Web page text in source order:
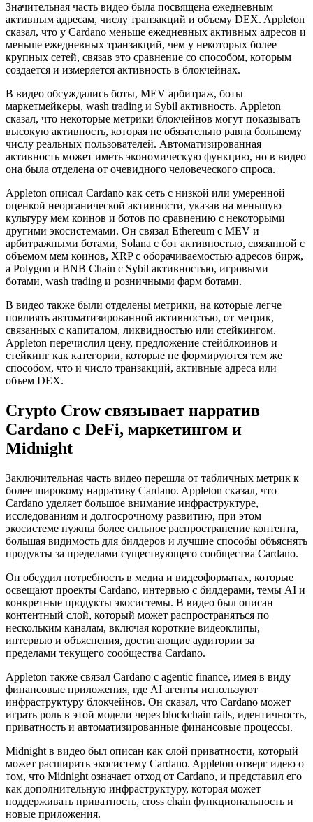
Значительная часть видео была посвящена ежедневным
активным адресам, числу транзакций и объему DEX. Appleton
сказал, что у Cardano меньше ежедневных активных адресов и
меньше ежедневных транзакций, чем у некоторых более
крупных сетей, связав это сравнение со способом, которым
создается и измеряется активность в блокчейнах.
В видео обсуждались боты, MEV арбитраж, боты
маркетмейкеры, wash trading и Sybil активность. Appleton
сказал, что некоторые метрики блокчейнов могут показывать
высокую активность, которая не обязательно равна большему
числу реальных пользователей. Автоматизированная
активность может иметь экономическую функцию, но в видео
она была отделена от очевидного человеческого спроса.
Appleton описал Cardano как сеть с низкой или умеренной
оценкой неорганической активности, указав на меньшую
культуру мем коинов и ботов по сравнению с некоторыми
другими экосистемами. Он связал Ethereum с MEV и
арбитражными ботами, Solana с бот активностью, связанной с
объемом мем коинов, XRP с оборачиваемостью адресов бирж,
а Polygon и BNB Chain с Sybil активностью, игровыми
ботами, wash trading и розничными фарм ботами.
В видео также были отделены метрики, на которые легче
повлиять автоматизированной активностью, от метрик,
связанных с капиталом, ликвидностью или стейкингом.
Appleton перечислил цену, предложение стейблкоинов и
стейкинг как категории, которые не формируются тем же
способом, что и число транзакций, активные адреса или
объем DEX.
Crypto Crow связывает нарратив
Cardano с DeFi, маркетингом и
Midnight
Заключительная часть видео перешла от табличных метрик к
более широкому нарративу Cardano. Appleton сказал, что
Cardano уделяет большое внимание инфраструктуре,
исследованиям и долгосрочному развитию, при этом
экосистеме нужны более сильное распространение контента,
большая видимость для билдеров и лучшие способы объяснять
продукты за пределами существующего сообщества Cardano.
Он обсудил потребность в медиа и видеоформатах, которые
освещают проекты Cardano, интервью с билдерами, темы AI и
конкретные продукты экосистемы. В видео был описан
контентный слой, который может распространяться по
нескольким каналам, включая короткие видеоклипы,
интервью и объяснения, достигающие аудитории за
пределами текущего сообщества Cardano.
Appleton также связал Cardano с agentic finance, имея в виду
финансовые приложения, где AI агенты используют
инфраструктуру блокчейнов. Он сказал, что Cardano может
играть роль в этой модели через blockchain rails, идентичность,
приватность и автоматизированные финансовые процессы.
Midnight в видео был описан как слой приватности, который
может расширить экосистему Cardano. Appleton отверг идею о
том, что Midnight означает отход от Cardano, и представил его
как дополнительную инфраструктуру, которая может
поддерживать приватность, cross chain функциональность и
новые приложения.